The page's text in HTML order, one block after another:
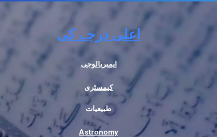
اعلی درجے کی
ایمبریالوجی
کیمسٹری
طبیعیات
Astronomy